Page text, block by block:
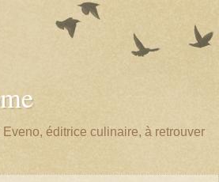
éditrice culinaire, à retrouver